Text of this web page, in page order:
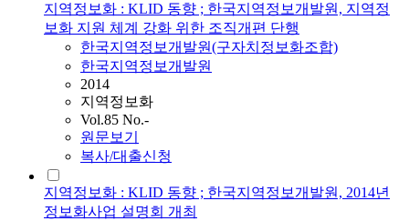
지역정보화 : KLID 동향 ; 한국지역정보개발원, 지역정
보화 지원 체계 강화 위한 조직개편 단행
한국지역정보개발원(구자치정보화조합)
한국지역정보개발원
2014
지역정보화
Vol.85 No.-
원문보기
복사/대출신청
지역정보화 : KLID 동향 ; 한국지역정보개발원, 2014년
정보화사업 설명회 개최